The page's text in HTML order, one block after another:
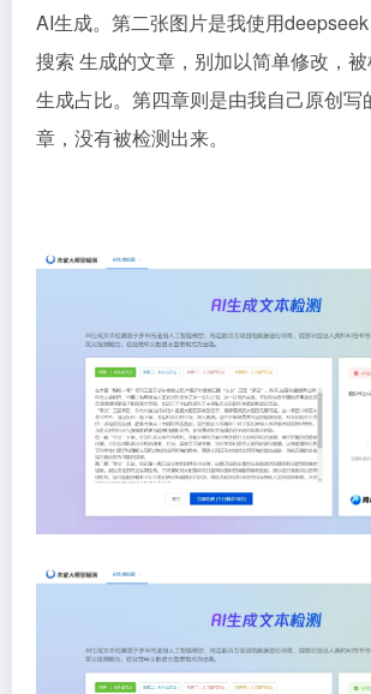
AI生成。第二张图片是我使用
搜索 生成的文章，别加以简单修改，
生成占比。第四章则是由我自己原创写
章，没有被检测出来。